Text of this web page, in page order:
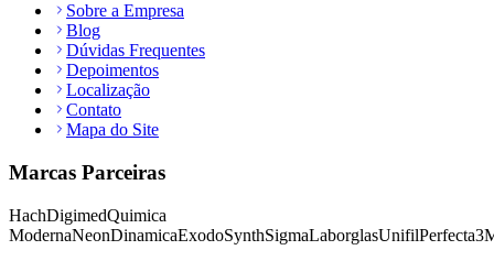
Sobre a Empresa
Blog
Dúvidas Frequentes
Depoimentos
Localização
Contato
Mapa do Site
Marcas Parceiras
HachDigimedQuimica
ModernaNeonDinamicaExodoSynthSigmaLaborglasUnifilPerfecta